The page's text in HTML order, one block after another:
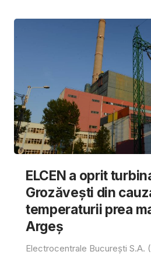
ELCEN a oprit
Grozăvești din
temperaturii prea
Argeș
Electrocentrale București S.A.